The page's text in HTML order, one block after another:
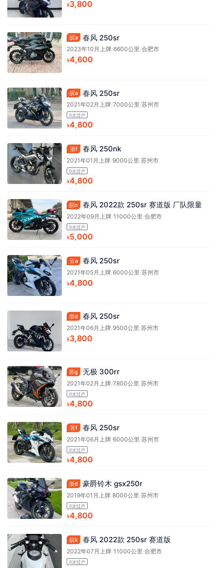
¥3,800
皖a 春风 250sr
2023年10月上牌/6600公里/合肥市
¥4,600
皖a 春风 250sr
2021年02月上牌/7000公里/苏州市
0次过户
¥4,800
浙f 春风 250nk
2021年01月上牌/9000公里/苏州市
0次过户
¥4,800
皖n 春风 2022款 250sr 赛道版 厂队限量
2022年09月上牌/11000公里/合肥市
0次过户
¥5,000
云a 春风 250sr
2021年05月上牌/6000公里/苏州市
¥4,800
浙d 春风 250sr
2021年06月上牌/9500公里/苏州市
¥3,800
苏g 无极 300rr
2021年02月上牌/7800公里/苏州市
0次过户
¥4,800
苏f 春风 250sr
2021年06月上牌/6000公里/苏州市
0次过户
¥4,800
浙d 豪爵铃木 gsx250r
2019年01月上牌/8000公里/苏州市
0次过户
¥4,800
皖k 春风 2022款 250sr 赛道版
2022年07月上牌/11000公里 /合肥市
0次过户